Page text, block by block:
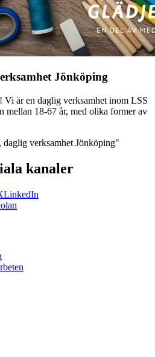
Jönköping
är en daglig verksamhet inom LSS
mellan 18-67 år, med olika former av
verksamhet Jönköping"
kanaler
LinkedIn